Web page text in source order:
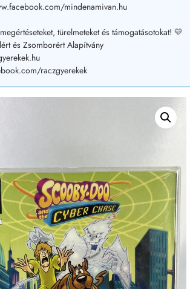
mindenamivan.hu
türelmeteket és támogatásotokat! 💛
és Zsomborért Alapítvány
raczgyerekek